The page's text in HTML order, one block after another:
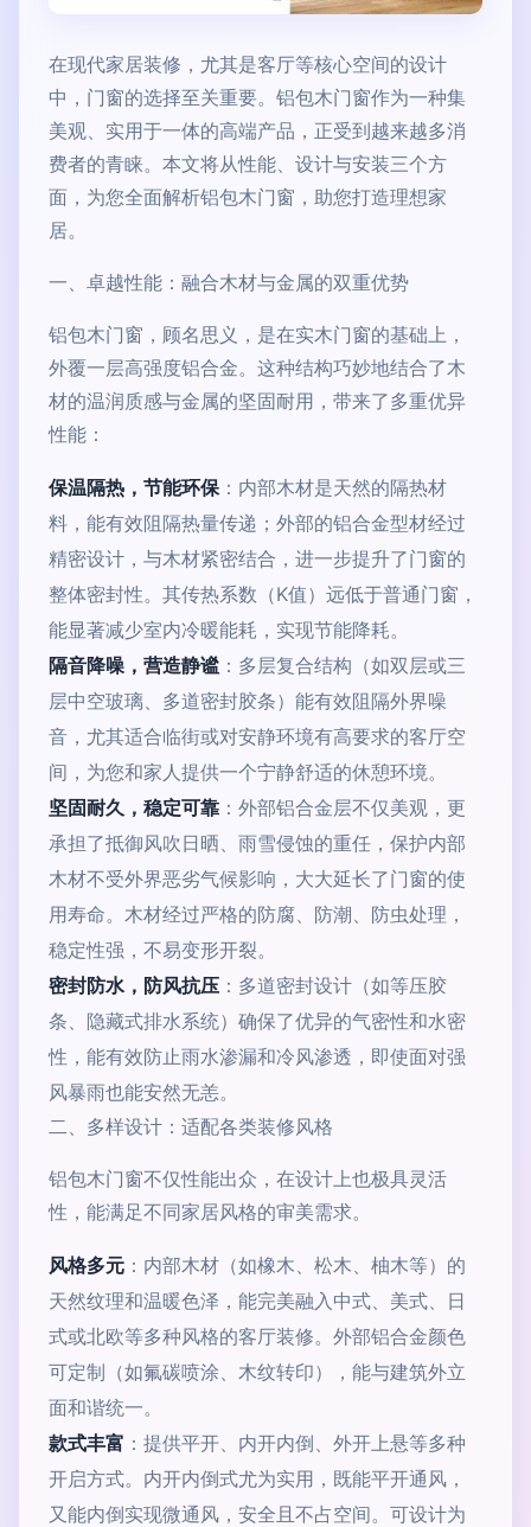
在现代家居装修，尤其是客厅等核心空间的设计
中，门窗的选择至关重要。铝包木门窗作为一种集
美观、实用于一体的高端产品，正受到越来越多消
费者的青睐。本文将从性能、设计与安装三个方
面，为您全面解析铝包木门窗，助您打造理想家
居。
一、卓越性能：融合木材与金属的双重优势
铝包木门窗，顾名思义，是在实木门窗的基础上，
外覆一层高强度铝合金。这种结构巧妙地结合了木
材的温润质感与金属的坚固耐用，带来了多重优异
性能：
保温隔热，节能环保 ：内部木材是天然的隔热材
料，能有效阻隔热量传递；外部的铝合金型材经过
精密设计，与木材紧密结合，进一步提升了门窗的
整体密封性。其传热系数（K值）远低于普通门窗，
能显著减少室内冷暖能耗，实现节能降耗。
隔音降噪，营造静谧 ：多层复合结构（如双层或三
层中空玻璃、多道密封胶条）能有效阻隔外界噪
音，尤其适合临街或对安静环境有高要求的客厅空
间，为您和家人提供一个宁静舒适的休憩环境。
坚固耐久，稳定可靠 ：外部铝合金层不仅美观，更
承担了抵御风吹日晒、雨雪侵蚀的重任，保护内部
木材不受外界恶劣气候影响，大大延长了门窗的使
用寿命。木材经过严格的防腐、防潮、防虫处理，
稳定性强，不易变形开裂。
密封防水，防风抗压 ：多道密封设计（如等压胶
条、隐藏式排水系统）确保了优异的气密性和水密
性，能有效防止雨水渗漏和冷风渗透，即使面对强
风暴雨也能安然无恙。
二、多样设计：适配各类装修风格
铝包木门窗不仅性能出众，在设计上也极具灵活
性，能满足不同家居风格的审美需求。
风格多元 ：内部木材（如橡木、松木、柚木等）的
天然纹理和温暖色泽，能完美融入中式、美式、日
式或北欧等多种风格的客厅装修。外部铝合金颜色
可定制（如氟碳喷涂、木纹转印），能与建筑外立
面和谐统一。
款式丰富 ：提供平开、内开内倒、外开上悬等多种
开启方式。内开内倒式尤为实用，既能平开通风，
又能内倒实现微通风，安全且不占空间。可设计为